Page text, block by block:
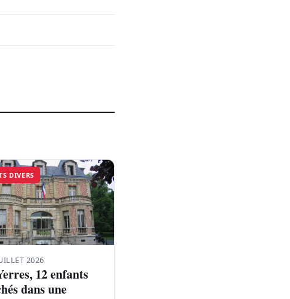
DIVERS
2026
12 enfants
dans une